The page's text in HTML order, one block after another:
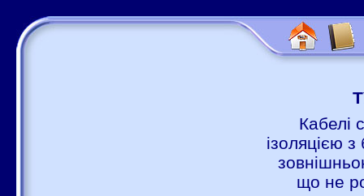
Кабелі
ізоляцією з
що не